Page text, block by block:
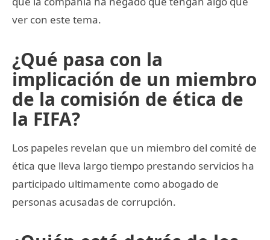
ver con este tema.
¿Qué pasa con la
implicación de un miembro
de la comisión de ética de
la FIFA?
Los papeles revelan que un miembro del comité de
ética que lleva largo tiempo prestando servicios ha
participado ultimamente como abogado de
personas acusadas de corrupción.